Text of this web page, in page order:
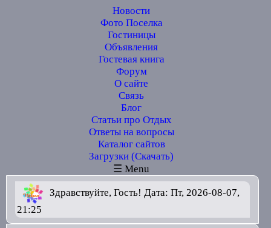
Новости
Фото Поселка
Гостиницы
Объявления
Гостевая книга
Форум
О сайте
Связь
Блог
Статьи про Отдых
Ответы на вопросы
Каталог сайтов
Загрузки (Скачать)
☰ Menu
Здравствуйте, Гость! Дата: Пт, 2026-08-07,
21:25